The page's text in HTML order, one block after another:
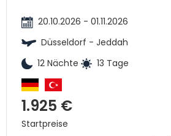
20.10.2026 - 01.11.2026
Düsseldorf - Jeddah
12 Nächte
13 Tage
1.925 €
Startpreise